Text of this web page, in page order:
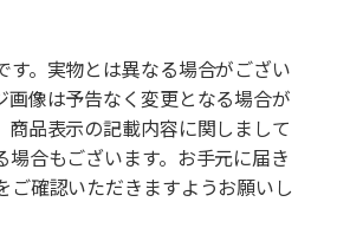
。実物とは異なる場合がござい
画像は予告なく変更となる場合が
商品表示の記載内容に関しまして
場合もございます。お手元に届き
ご確認いただきますようお願いし